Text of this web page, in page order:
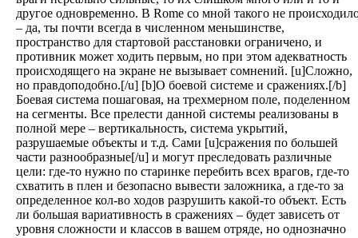
другое одновременно. В Rome со мной такого не
– да, ты почти всегда в численном меньшинстве,
пространство для стартовой расстановки ограничено, и
противник может ходить первым, но при этом адекватность
происходящего на экране не вызывает сомнений. [u]Сложно,
но правдоподобно.[/u] [b]О боевой системе и сражениях.[/b]
Боевая система пошаговая, на трехмерном поле, поделенном
на сегменты. Все прелести данной системы реализованы в
полной мере – вертикальность, система укрытий,
разрушаемые объекты и т.д. Сами [u]сражения по большей
части разнообразные[/u] и могут преследовать различные
цели: где-то нужно по старинке перебить всех врагов, где-то
схватить в плен и безопасно вывести заложника, а где-то за
определенное кол-во ходов разрушить какой-то объект. Есть
ли большая вариативность в сражениях – будет зависеть от
уровня сложности и классов в вашем отряде, но однозначно